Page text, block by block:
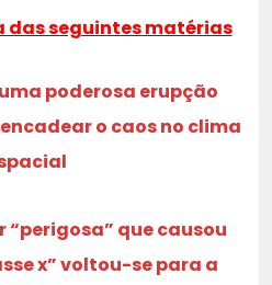
das seguintes matérias
poderosa erupção
o caos no clima
“perigosa” que causou
x” voltou-se para a